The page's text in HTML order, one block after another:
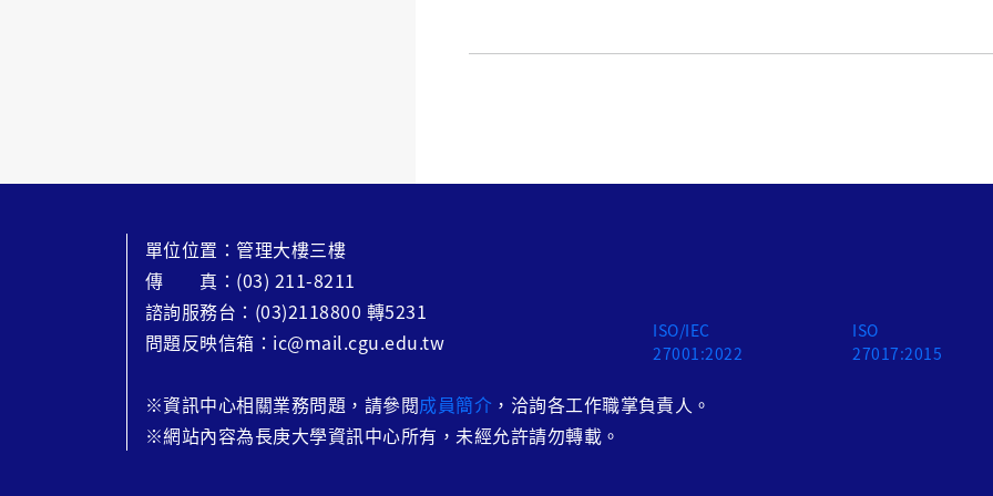
單位位置：管理大樓三樓
傳 真：(03) 211-8211
諮詢服務台：(03)2118800 轉5231
問題反映信箱：ic@mail.cgu.edu.tw
※資訊中心相關業務問題，請參閱成員簡介 ，洽詢各工作職掌負責人。
※網站內容為長庚大學資訊中心所有，未經允許請勿轉載。
ISO/IEC
27001:2022
ISO
27017:2015